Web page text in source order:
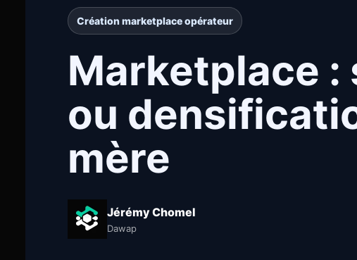
Création marketplace opérateur
Marketplace
ou
mère
Jérémy Chomel
Dawap